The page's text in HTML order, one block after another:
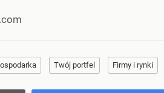
Twój portfel Firmy i rynki